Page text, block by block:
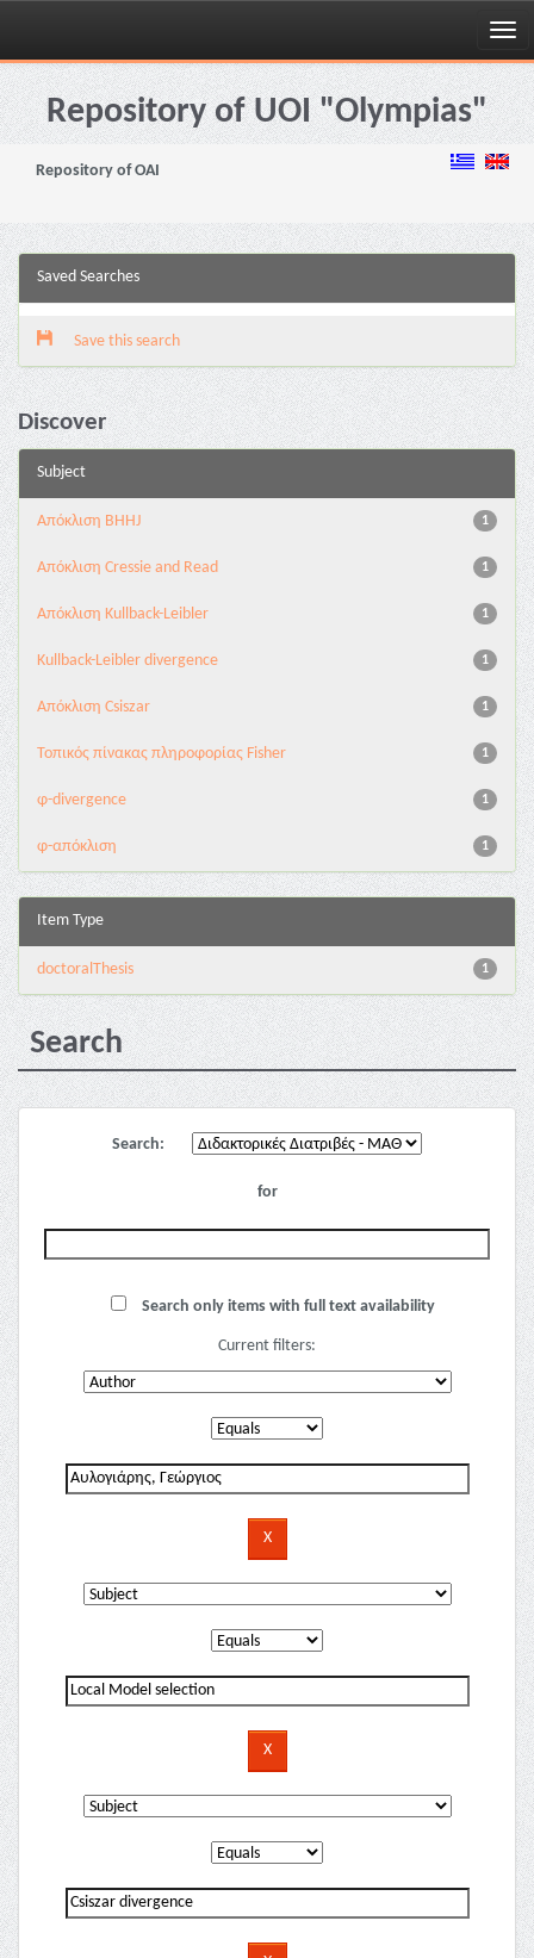
Skip
navigationRepository of UOI "Olympias"
Repository of OAI
Saved Searches
Save this search
Discover
Subject
1
Aπόκλιση BHHJ
1
Aπόκλιση Cressie and Read
1
Aπόκλιση Kullback-Leibler
1
Kullback-Leibler divergence
1
Απόκλιση Csiszar
1
Τοπικός πίνακας πληροφορίας Fisher
1
φ-divergence
1
φ-απόκλιση
Item Type
1
doctoralThesis
Search
Search:
for
Search only items with full text availability
Current filters: